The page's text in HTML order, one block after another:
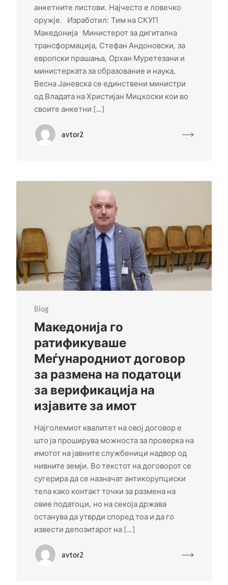
анкетните листови. Најчесто е ловечко
оружје. Изработил: Тим на СКУП
Македонија Министерот за дигитална
трансформација, Стефан Андоновски, за
европски прашања, Орхан Муретезани и
министерката за образование и наука,
Весна Јаневска се единствени министри
од Владата на Христијан Мицкоски кои во
своите анкетни […]
avtor2
Blog
Македонија го
ратификуваше
Меѓународниот договор
за размена на податоци
за верификација на
изјавите за имот
Најголемиот квалитет на овој договор е
што ја проширува можноста за проверка на
имотот на јавните службеници надвор од
нивните земји. Во текстот на договорот се
сугерира да се назначат антикорупциски
тела како контакт точки за размена на
овие податоци, но на секоја држава
останува да утврди според тоа и да го
извести депозитарот на […]
avtor2